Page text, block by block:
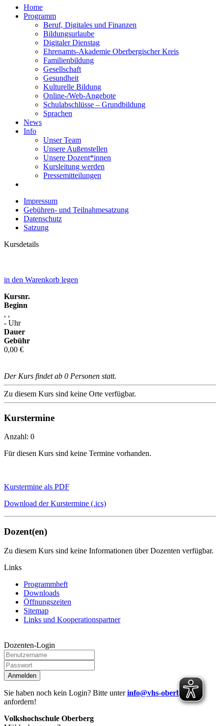
Home
Programm
Beruf, Digitales und Finanzen
Bildungsurlaube
Digitaler Dienstag
Ehrenamts-Akademie Oberbergischer Kreis
Familienbildung
Gesellschaft
Gesundheit
Kulturelle Bildung
Online-/Web-Angebote
Schulabschlüsse – Grundbildung
Sprachen
News
Info
Unser Team
Unsere Außenstellen
Unsere Dozent*innen
Kursleitung werden
Pressemitteilungen
Impressum
Gebühren- und Teilnahmesatzung
Datenschutz
Satzung
Kursdetails
in den Warenkorb legen
Kursnr.
Beginn
, ,
- Uhr
Dauer
Gebühr
0,00 €
Der Kurs findet ab 0 Personen statt.
Zu diesem Kurs sind keine Orte verfügbar.
Kurstermine
Anzahl: 0
Für diesen Kurs sind keine Termine vorhanden.
Kurstermine als PDF
Download der Kurstermine (.ics)
Dozent(en)
Zu diesem Kurs sind keine Informationen über Dozenten verfügbar.
Links
Programmheft
Downloads
Öffnungszeiten
Sitemap
Links und Kooperationspartner
Dozenten-Login
Anmelden
Sie haben noch kein Login? Bitte unterinfo@vhs-oberberg.de
anfordern!
Volkshochschule Oberberg